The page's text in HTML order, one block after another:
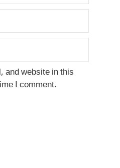
and website in this
I comment.